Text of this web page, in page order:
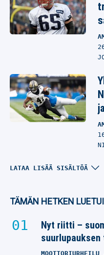
LATAA LISÄÄ SISÄLTÖÄ
TÄMÄN HETKEN
Nyt riitti –
MOOTTORIURHEILU